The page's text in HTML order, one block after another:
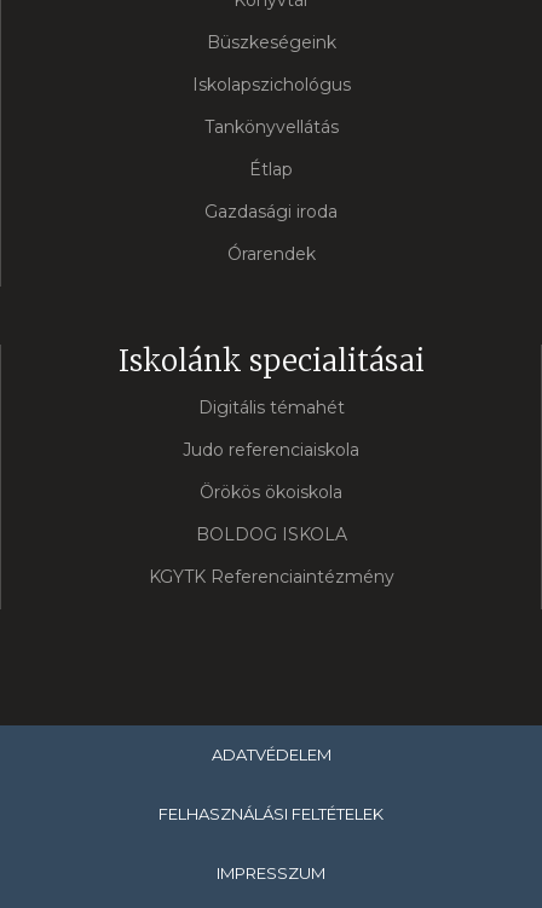
Büszkeségeink
Iskolapszichológus
Tankönyvellátás
Étlap
Gazdasági iroda
Órarendek
Iskolánk specialitásai
Digitális témahét
Judo referenciaiskola
Örökös ökoiskola
BOLDOG ISKOLA
KGYTK Referenciaintézmény
ADATVÉDELEM
FELHASZNÁLÁSI FELTÉTELEK
IMPRESSZUM